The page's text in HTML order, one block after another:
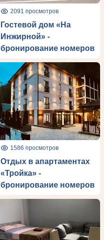
2091 просмотров
Гостевой дом «На
Инжирной» -
бронирование номеров
1586 просмотров
Отдых в апартаментах
«Тройка» -
бронирование номеров